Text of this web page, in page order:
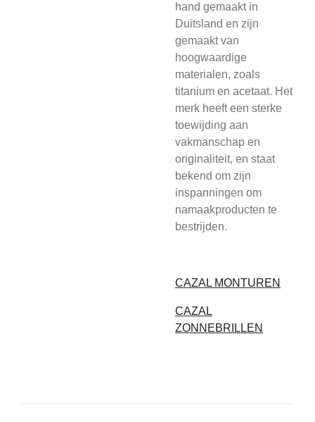
hand gemaakt in
Duitsland en zijn
gemaakt van
hoogwaardige
materialen, zoals
titanium en acetaat. Het
merk heeft een sterke
toewijding aan
vakmanschap en
originaliteit, en staat
bekend om zijn
inspanningen om
namaakproducten te
bestrijden.
CAZAL MONTUREN
CAZAL
ZONNEBRILLEN